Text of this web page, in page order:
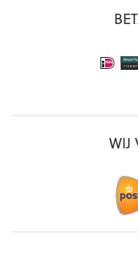
WIJ